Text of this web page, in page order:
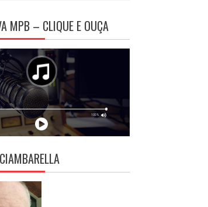
MPB – CLIQUE E OUÇA